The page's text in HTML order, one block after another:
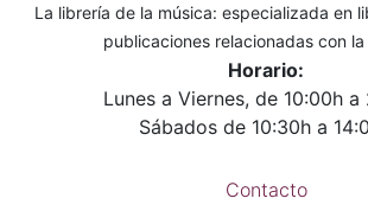
La librería de la música: especializada en
publicaciones relacionadas con la
Horario:
Lunes a Viernes, de 10:00h a
Sábados de 10:30h a
Contacto